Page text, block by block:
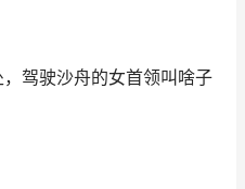
驾驶沙舟的女首领叫啥子